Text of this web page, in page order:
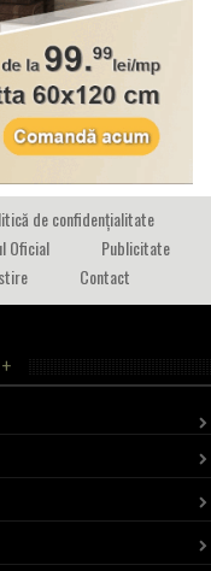
de confidențialitate
Oficial
Publicitate
Contact